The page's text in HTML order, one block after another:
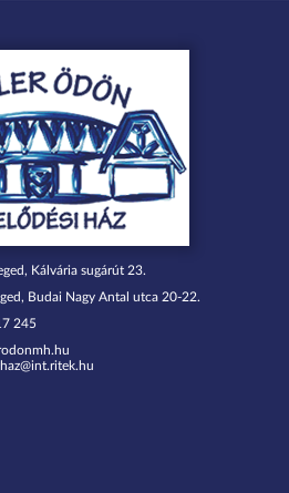
Kálvária sugárút 23.
Budai Nagy Antal utca 20-22.
245